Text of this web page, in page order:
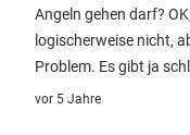
Angeln gehen darf?
logischerweise nicht,
Problem. Es gibt ja
vor 5 Jahre